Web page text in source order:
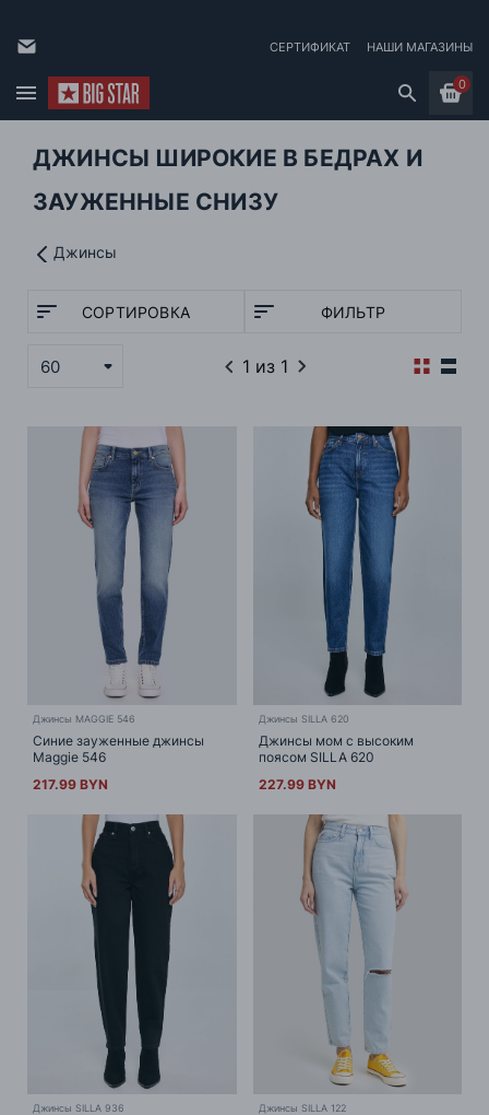
СЕРТИФИКАТ НАШИ МАГАЗИНЫ
0
ДЖИНСЫ ШИРОКИЕ В БЕДРАХ И
ЗАУЖЕННЫЕ СНИЗУ
Джинсы
СОРТИРОВКА ФИЛЬТР
60 1 из 1
Джинсы MAGGIE 546
Синие зауженные джинсы
Maggie 546
217.99 BYN
Джинсы SILLA 620
Джинсы мом с высоким
поясом SILLA 620
227.99 BYN
Джинсы SILLA 936 Джинсы SILLA 122